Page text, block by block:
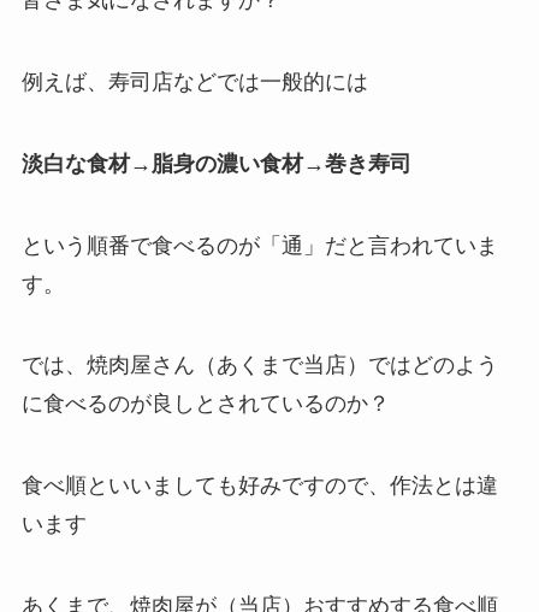
例えば、寿司店などでは一般的には
淡白な食材→脂身の濃い食材→巻き寿司
という順番で食べるのが「通」だと言われていま
す。
では、焼肉屋さん（あくまで当店）ではどのよう
に食べるのが良しとされているのか？
食べ順といいましても好みですので、作法とは違
います
あくまで、焼肉屋が（当店）おすすめする食べ順